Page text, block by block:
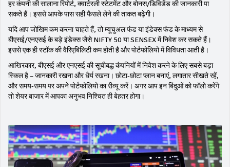
हर कंपनी की सालाना रिपोर्ट, क्वार्टरली स्टेटमेंट और बोनस/डिविडेंड की जानकारी पा
सकते हैं। इससे आपके पास सही फैसले लेने की ताकत बढ़ेगी।
यदि आप जोखिम कम करना चाहते हैं, तो म्यूचुअल फंड या इंडेक्स फंड के माध्यम से
बीएसई/एनएसई के बड़े इंडेक्स जैसे NIFTY 50 या SENSEX में निवेश कर सकते हैं।
इससे एक ही स्टॉक की वैरिएबिलिटी कम होती है और पोर्टफोलियो में विविधता आती है।
आखिरकार, बीएसई और एनएसई की सूचीबद्ध कंपनियों में निवेश करने के लिए सबसे बड़ा
स्किल है – जानकारी रखना और धैर्य रखना। छोटा‑छोटा प्लान बनाएं, लगातार सीखते रहें,
और समय‑समय पर अपने पोर्टफोलियो का रीव्यू करें। अगर आप इन बिंदुओं को फॉलो करेंगे
तो शेयर बाजार में आपका अनुभव निश्चित ही बेहतर होगा।